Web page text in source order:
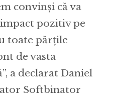
convinși că va
pozitiv pe
toate părțile
de vasta
a declarat Daniel
Softbinator